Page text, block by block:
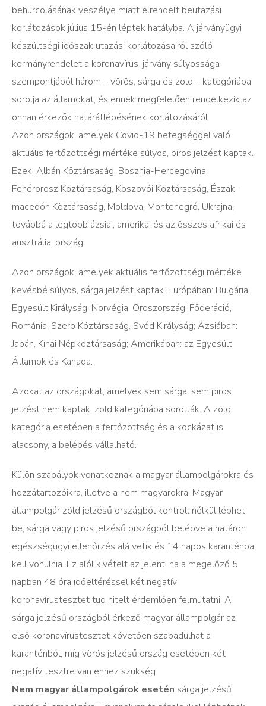
behurcolásának veszélye miatt elrendelt beutazási
korlátozások július 15-én léptek hatályba. A járványügyi
készültségi időszak utazási korlátozásairól szóló
kormányrendelet a koronavírus-járvány súlyossága
szempontjából három – vörös, sárga és zöld – kategóriába
sorolja az államokat, és ennek megfelelően rendelkezik az
onnan érkezők határátlépésének korlátozásáról.
Azon országok, amelyek Covid-19 betegséggel való
aktuális fertőzöttségi mértéke súlyos, piros jelzést kaptak.
Ezek: Albán Köztársaság, Bosznia-Hercegovina,
Fehérorosz Köztársaság, Koszovói Köztársaság, Észak-
macedón Köztársaság, Moldova, Montenegró, Ukrajna,
továbbá a legtöbb ázsiai, amerikai és az összes afrikai és
ausztráliai ország.
Azon országok, amelyek aktuális fertőzöttségi mértéke
kevésbé súlyos, sárga jelzést kaptak. Európában: Bulgária,
Egyesült Királyság, Norvégia, Oroszországi Föderáció,
Románia, Szerb Köztársaság, Svéd Királyság; Ázsiában:
Japán, Kínai Népköztársaság; Amerikában: az Egyesült
Államok és Kanada.
Azokat az országokat, amelyek sem sárga, sem piros
jelzést nem kaptak, zöld kategóriába sorolták. A zöld
kategória esetében a fertőzöttség és a kockázat is
alacsony, a belépés vállalható.
Külön szabályok vonatkoznak a magyar állampolgárokra és
hozzátartozóikra, illetve a nem magyarokra. Magyar
állampolgár zöld jelzésű országból kontroll nélkül léphet
be; sárga vagy piros jelzésű országból belépve a határon
egészségügyi ellenőrzés alá vetik és 14 napos karanténba
kell vonulnia. Ez alól kivételt az jelent, ha a megelőző 5
napban 48 óra időeltéréssel két negatív
koronavírustesztet tud hitelt érdemlően felmutatni. A
sárga jelzésű országból érkező magyar állampolgár az
első koronavírustesztet követően szabadulhat a
karanténból, míg vörös jelzésű ország esetében két
negatív tesztre van ehhez szükség.
Nem magyar állampolgárok esetén sárga jelzésű